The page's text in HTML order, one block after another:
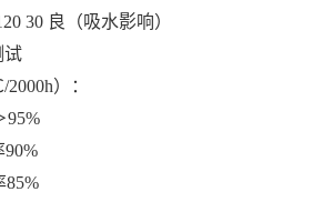
30 良（吸水影响）
试
）：
95%
85%